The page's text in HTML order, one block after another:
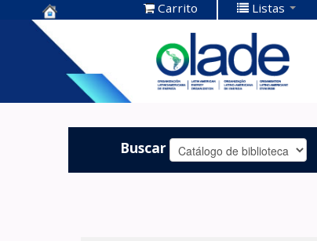
Centro de
Documentación
OLADE -
Carrito Listas
Buscar